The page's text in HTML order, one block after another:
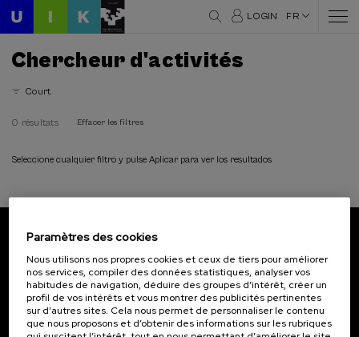
LOGIN FR
Chercheur d'activités
Court
0 résultats Effacer les filtres
Seleccione cualquier filtro y pulse Aplicar para ver los resultados
Inscrivez-vous pour être le premier à recevoir les
actualités de l'UIK.
S'abonner
Paramètres des cookies
Nous utilisons nos propres cookies et ceux de tiers pour améliorer
nos services, compiler des données statistiques, analyser vos
habitudes de navigation, déduire des groupes d’intérêt, créer un
profil de vos intérêts et vous montrer des publicités pertinentes
sur d’autres sites. Cela nous permet de personnaliser le contenu
que nous proposons et d’obtenir des informations sur les rubriques